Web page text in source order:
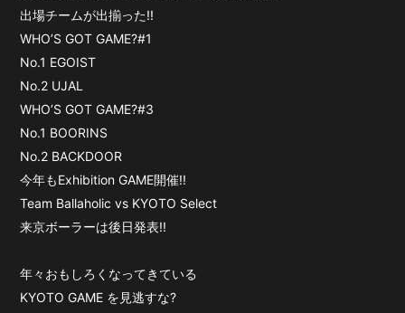
出場チームが出揃った!!
WHO’S GOT GAME?#1
No.1 EGOIST
No.2 UJAL
WHO’S GOT GAME?#3
No.1 BOORINS
No.2 BACKDOOR
今年もExhibition GAME開催!!
Team Ballaholic vs KYOTO Select
来京ボーラーは後日発表!!
年々おもしろくなってきている
KYOTO GAME を見逃すな?